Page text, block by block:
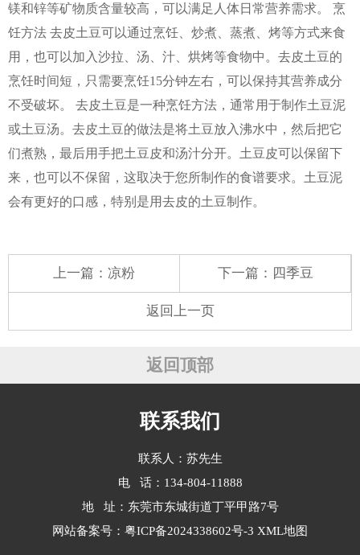
镁和锌等矿物质含量较高，可以满足人体日常营养需求。 烹
饪方法 去皮土豆可以通过烹饪、炒煮、蒸煮、烤等方式来食
用，也可以加入沙拉、汤、汁、烘烤等食物中。去皮土豆的
烹饪时间短，只需要烹饪15分钟左右，可以保持其营养成分
不受破坏。 去皮土豆是一种烹饪方法，通常用于制作土豆泥
或土豆汤。去皮土豆的做法是将土豆放入沸水中，然后把它
们煮熟，最后用手把土豆皮和汤汁分开。土豆皮可以保留下
来，也可以不保留，这取决于您所制作的食谱要求。土豆泥
会有更好的口感，特别是用去皮的土豆制作。
上一篇： 凉粉 下一篇： 四季豆
返回上一页
返回顶部
联系我们
联系人：苏先生
电 话：134-804-11888
地 址：东莞市东城街道丁平甲路7号
网站备案号： 粤ICP备2024338602号-3 XML地图